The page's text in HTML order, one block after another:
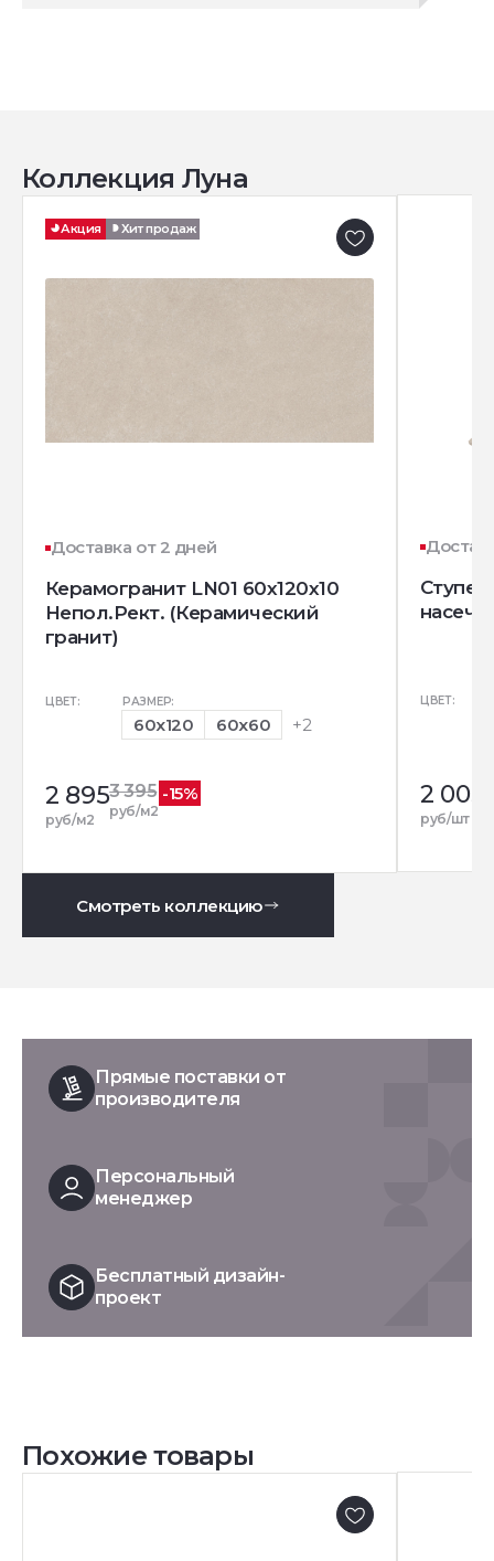
Коллекция Луна
Акция Хит продаж
Доставка от 2 дней
Керамогранит LN01 60x120x10
Непол.Рект. (Керамический
гранит)
ЦВЕТ: РАЗМЕР:
60x120 60x60 +2
2 895
руб/м2
3 395
руб/м2
-15%
ЦВЕТ:
2 005
руб/шт
Смотреть коллекцию
Прямые поставки от
производителя
Персональный
менеджер
Бесплатный дизайн-
проект
Похожие товары